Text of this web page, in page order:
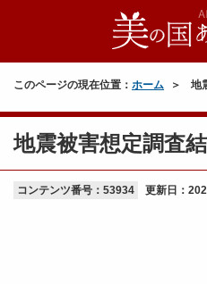
このページの現在位置： ホーム 地
地震被害想定調査
コンテンツ番号：53934 更新日：